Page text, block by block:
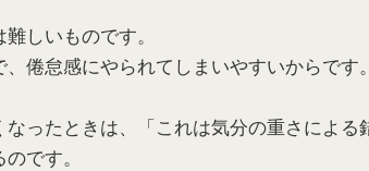
しいものです。
倦怠感にやられてしまいやすいからです。
ったときは、「これは気分の重さによ
です。